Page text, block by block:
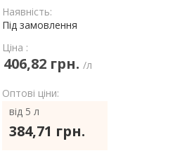
Наявність:
Під замовлення
Ціна :
406,82 грн. /л
Оптові ціни:
від 5 л
384,71 грн.